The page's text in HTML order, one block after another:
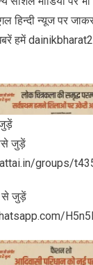
हिन्‍दी न्‍यूज पर
हमें
जुड़ें
groups/
से जुड़ें